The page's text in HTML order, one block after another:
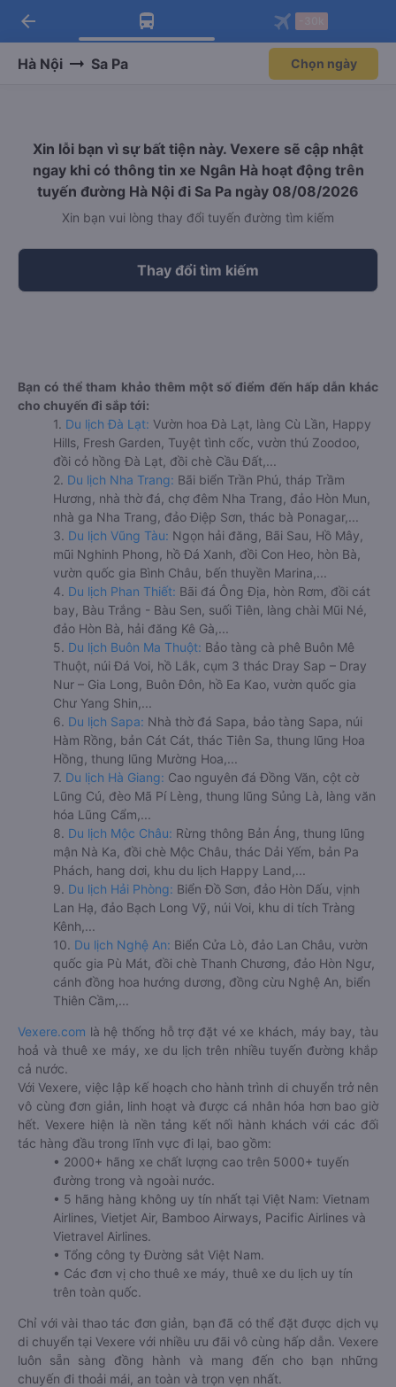
Tải app Vexere ngay!
Nhận ưu đãi thành viên độc
Mở app
Tải app Vexere
-30k/ghế khi đặt vé máy bay qua
Mở app
arrow_back
Hà Nội Sa Pa Chọn ngày
Xin lỗi bạn vì sự bất tiện này. Vexere sẽ cập nhật
ngay khi có thông tin xe Ngân Hà hoạt động trên
tuyến đường Hà Nội đi Sa Pa ngày 08/08/2026
Xin bạn vui lòng thay đổi tuyến đường tìm kiếm
Thay đổi tìm kiếm
Bạn có thể tham khảo thêm một số điểm đến hấp dẫn khác
cho chuyến đi sắp tới:
1. Du lịch Đà Lạt: Vườn hoa Đà Lạt, làng Cù Lần, Happy
Hills, Fresh Garden, Tuyệt tình cốc, vườn thú Zoodoo,
đồi cỏ hồng Đà Lạt, đồi chè Cầu Đất,...
2. Du lịch Nha Trang: Bãi biển Trần Phú, tháp Trầm
Hương, nhà thờ đá, chợ đêm Nha Trang, đảo Hòn Mun,
nhà ga Nha Trang, đảo Điệp Sơn, thác bà Ponagar,...
3. Du lịch Vũng Tàu: Ngọn hải đăng, Bãi Sau, Hồ Mây,
mũi Nghinh Phong, hồ Đá Xanh, đồi Con Heo, hòn Bà,
vườn quốc gia Bình Châu, bến thuyền Marina,...
4. Du lịch Phan Thiết: Bãi đá Ông Địa, hòn Rơm, đồi cát
bay, Bàu Trắng - Bàu Sen, suối Tiên, làng chài Mũi Né,
đảo Hòn Bà, hải đăng Kê Gà,...
5. Du lịch Buôn Ma Thuột: Bảo tàng cà phê Buôn Mê
Thuột, núi Đá Voi, hồ Lắk, cụm 3 thác Dray Sap – Dray
Nur – Gia Long, Buôn Đôn, hồ Ea Kao, vườn quốc gia
Chư Yang Shin,...
6. Du lịch Sapa: Nhà thờ đá Sapa, bảo tàng Sapa, núi
Hàm Rồng, bản Cát Cát, thác Tiên Sa, thung lũng Hoa
Hồng, thung lũng Mường Hoa,...
7. Du lịch Hà Giang: Cao nguyên đá Đồng Văn, cột cờ
Lũng Cú, đèo Mã Pí Lèng, thung lũng Sủng Là, làng văn
hóa Lũng Cẩm,...
8. Du lịch Mộc Châu: Rừng thông Bản Áng, thung lũng
mận Nà Ka, đồi chè Mộc Châu, thác Dải Yếm, bản Pa
Phách, hang dơi, khu du lịch Happy Land,...
9. Du lịch Hải Phòng: Biển Đồ Sơn, đảo Hòn Dấu, vịnh
Lan Hạ, đảo Bạch Long Vỹ, núi Voi, khu di tích Tràng
Kênh,...
10. Du lịch Nghệ An: Biển Cửa Lò, đảo Lan Châu, vườn
quốc gia Pù Mát, đồi chè Thanh Chương, đảo Hòn Ngư,
cánh đồng hoa hướng dương, đồng cừu Nghệ An, biển
Thiên Cầm,...
Vexere.com là hệ thống hỗ trợ đặt vé xe khách, máy bay, tàu
hoả và thuê xe máy, xe du lịch trên nhiều tuyến đường khắp
cả nước.
Với Vexere, việc lập kế hoạch cho hành trình di chuyển trở nên
vô cùng đơn giản, linh hoạt và được cá nhân hóa hơn bao giờ
hết. Vexere hiện là nền tảng kết nối hành khách với các đối
tác hàng đầu trong lĩnh vực đi lại, bao gồm:
• 2000+ hãng xe chất lượng cao trên 5000+ tuyến
đường trong và ngoài nước.
• 5 hãng hàng không uy tín nhất tại Việt Nam: Vietnam
Airlines, Vietjet Air, Bamboo Airways, Pacific Airlines và
Vietravel Airlines.
• Tổng công ty Đường sắt Việt Nam.
• Các đơn vị cho thuê xe máy, thuê xe du lịch uy tín
trên toàn quốc.
Chỉ với vài thao tác đơn giản, bạn đã có thể đặt được dịch vụ
di chuyển tại Vexere với nhiều ưu đãi vô cùng hấp dẫn. Vexere
luôn sẵn sàng đồng hành và mang đến cho bạn những
chuyến đi thoải mái, an toàn và trọn vẹn nhất.